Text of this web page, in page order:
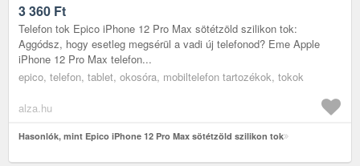
3 360 Ft
Telefon tok Epico iPhone 12 Pro Max sötétzöld szilikon tok:
Aggódsz, hogy esetleg megsérül a vadi új telefonod? Eme Apple
iPhone 12 Pro Max telefon...
epico, telefon, tablet, okosóra, mobiltelefon tartozékok, tokok
alza.hu
Hasonlók, mint Epico iPhone 12 Pro Max sötétzöld szilikon tok